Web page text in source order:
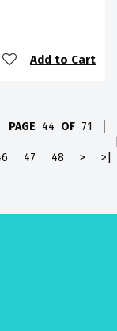
Add to Cart
PAGE 44 OF 71
47 48 > >|